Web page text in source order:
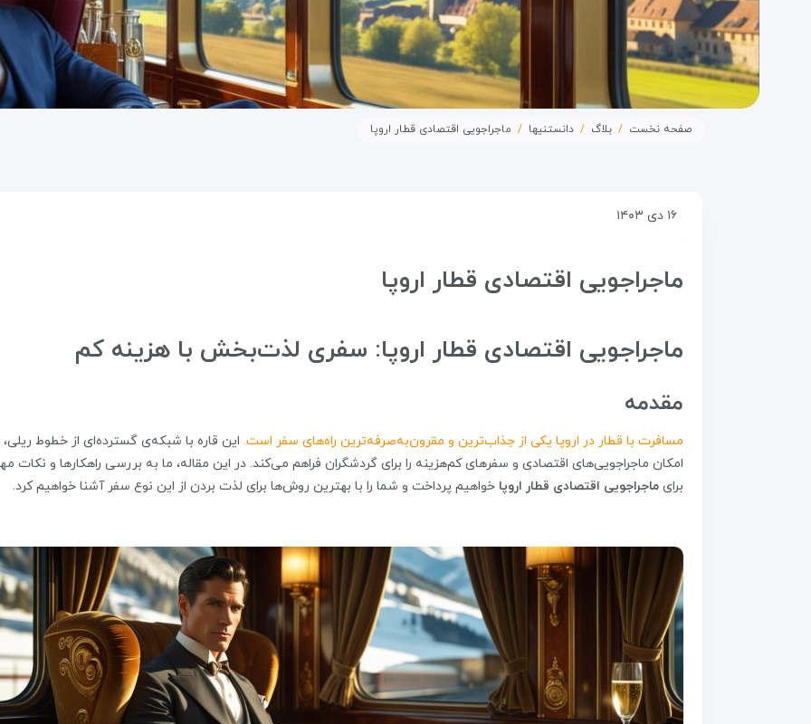
صفحه نخست بلاگ دانستنیها ماجراجویی اقتصادی قطار اروپا
۱۶ دی ۱۴۰۳
ماجراجویی اقتصادی قطار اروپا
ماجراجویی اقتصادی قطار اروپا: سفری لذت‌بخش با هزینه کم
مقدمه
مسافرت با قطار در اروپا یکی از جذاب‌ترین و مقرون‌به‌صرفه‌ترین راه‌های سفر است. این قاره با شبکه‌ی گسترده‌ای از خطوط ریلی،
امکان ماجراجویی‌های اقتصادی و سفرهای کم‌هزینه را برای گردشگران فراهم می‌کند. در این مقاله، ما به بررسی راهکارها و نکات
برای ماجراجویی اقتصادی قطار اروپا خواهیم پرداخت و شما را با بهترین روش‌ها برای لذت بردن از این نوع سفر آشنا خواهیم کرد.